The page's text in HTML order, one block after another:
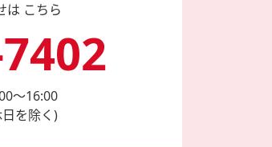
は こちら
～16:00
を除く)